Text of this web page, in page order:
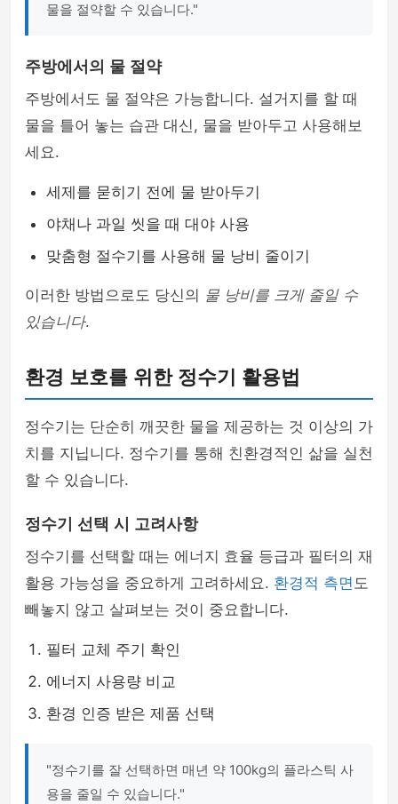
물을 절약할 수 있습니다."
주방에서의 물 절약
주방에서도 물 절약은 가능합니다. 설거지를 할 때
물을 틀어 놓는 습관 대신, 물을 받아두고 사용해보
세요.
세제를 묻히기 전에 물 받아두기
야채나 과일 씻을 때 대야 사용
맞춤형 절수기를 사용해 물 낭비 줄이기
이러한 방법으로도 당신의 물 낭비를 크게 줄일 수
있습니다.
환경 보호를 위한 정수기 활용법
정수기는 단순히 깨끗한 물을 제공하는 것 이상의 가
치를 지닙니다. 정수기를 통해 친환경적인 삶을 실천
할 수 있습니다.
정수기 선택 시 고려사항
정수기를 선택할 때는 에너지 효율 등급과 필터의 재
활용 가능성을 중요하게 고려하세요. 환경적 측면도
빼놓지 않고 살펴보는 것이 중요합니다.
필터 교체 주기 확인
에너지 사용량 비교
환경 인증 받은 제품 선택
"정수기를 잘 선택하면 매년 약 100kg의 플라스틱 사
용을 줄일 수 있습니다."